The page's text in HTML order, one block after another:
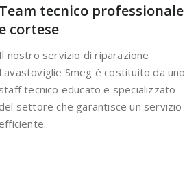
Team tecnico professionale
e cortese
Il nostro servizio di riparazione
Lavastoviglie Smeg è costituito da uno
staff tecnico educato e specializzato
del settore che garantisce un servizio